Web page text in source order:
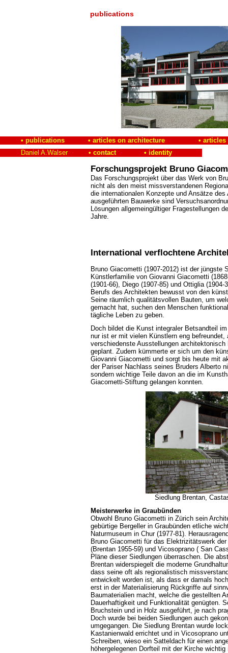
publications
• publications • articles on architecture
• articles
Daniel A.Walser
• contact • identity
Forschungsprojekt Bruno
Das Forschungsprojekt über das Werk von
nicht als den meist missverstandenen
die internationalen Konzepte und Ansätze
ausgeführten Bauwerke sind
Lösungen allgemeingültiger Fragestellungen
Jahre.
International verflochtene
Bruno Giacometti (1907-2012) ist der jüngste
Künstlerfamilie von Giovanni Giacometti
(1901-66), Diego (1907-85) und Ottiglia
Berufs des Architekten bewusst von den
Seine räumlich qualitätsvollen Bauten, um
gemacht hat, suchen den Menschen
tägliche Leben zu geben.
Doch bildet die Kunst integraler Betsandteil
nur ist er mit vielen Künstlern eng
verschiedenste Ausstellungen
geplant. Zudem kümmerte er sich um den
Giovanni Giacometti und sorgt bis heute mit
der Pariser Nachlass seines Bruders Alberto
sondern wichtige Teile davon an die im
Giacometti-Stiftung gelangen konnten.
Siedlung Brentan,
Meisterwerke in Graubünden
Obwohl Bruno Giacometti in Zürich sein
gebürtige Bergeller in Graubünden etliche
Naturmuseum in Chur (1977-81).
Bruno Giacometti für das Elektrizitätswerk
(Brentan 1955-59) und Vicosoprano ( San
Pläne dieser Siedlungen überraschen. Die
Brentan widerspiegelt die moderne
dass seine oft als regionalistisch
entwickelt worden ist, als dass er damals
erst in der Materialisierung Rückgriffe auf
Baumaterialien macht, welche die gestellten
Dauerhaftigkeit und Funktionalität genügten.
Bruchstein und in Holz ausgeführt, je nach
Doch wurde bei beiden Siedlungen auch
umgegangen. Die Siedlung Brentan wurde
Kastanienwald errichtet und in Vicosoprano
Schreiben, wieso ein Satteldach für einen
höhergelegenen Dorfteil mit der Kirche wichtig